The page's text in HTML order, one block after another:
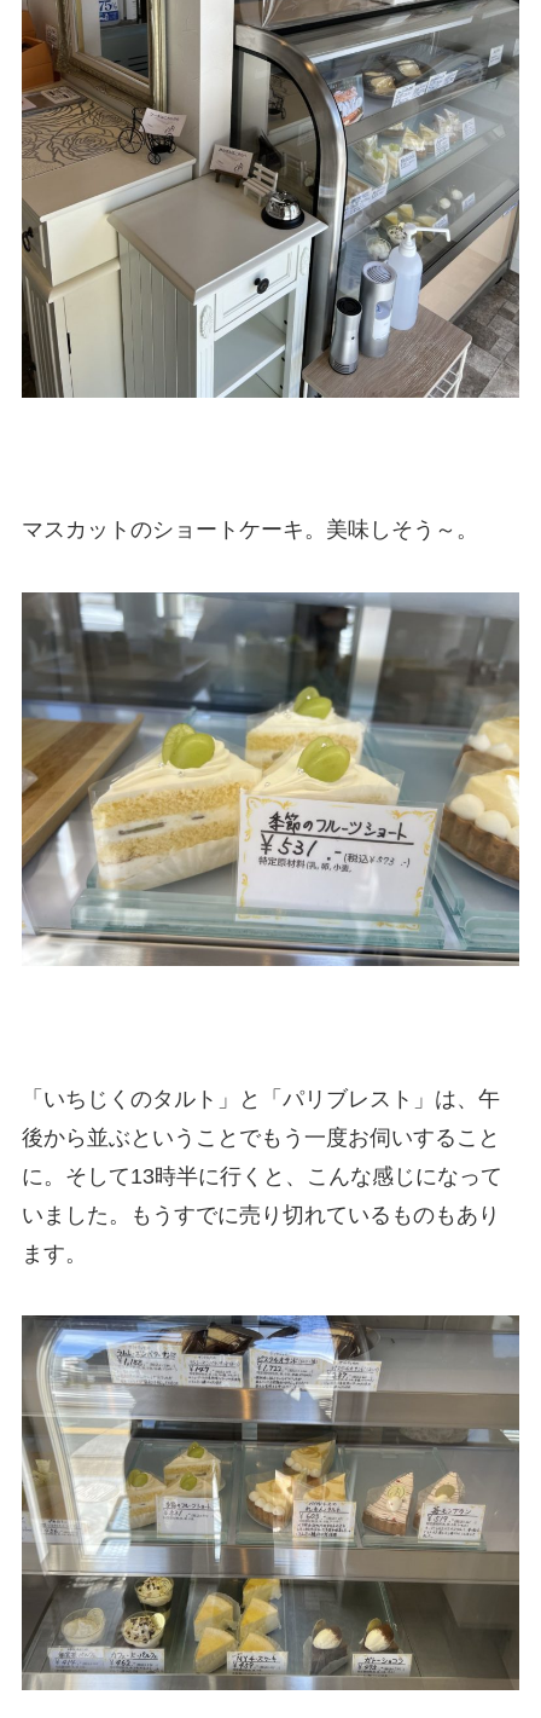
マスカットのショートケーキ。美味しそう～。
「いちじくのタルト」と「パリブレスト」は、午
後から並ぶということでもう一度お伺いすること
に。そして13時半に行くと、こんな感じになって
いました。もうすでに売り切れているものもあり
ます。